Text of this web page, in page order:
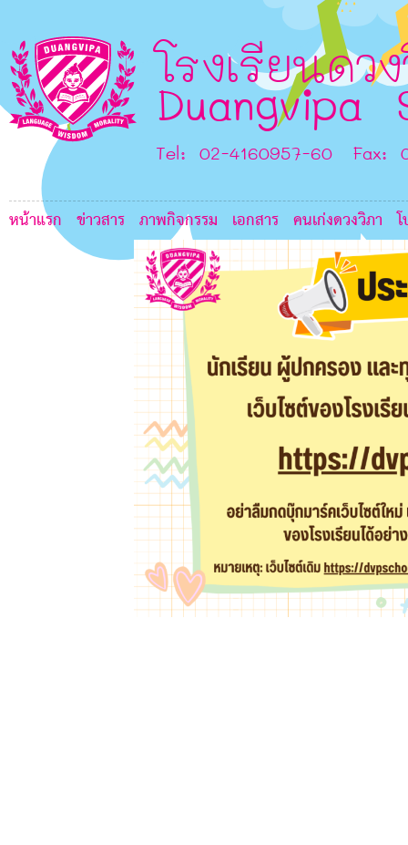
โรงเรียนดว
Duangvipa
Tel: 02-4160957-60 Fax:
หน้าแรก ข่าวสาร ภาพกิจกรรม เอกสาร คนเก่งดวงวิภา
D
F
D